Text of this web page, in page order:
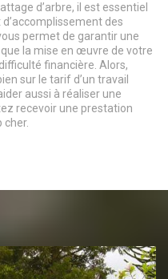
d’arbre, il est essentiel
des
permet de garantir une
la mise en œuvre de votre
financière. Alors,
sur le tarif d’un travail
aussi à réaliser une
recevoir une prestation
cher.